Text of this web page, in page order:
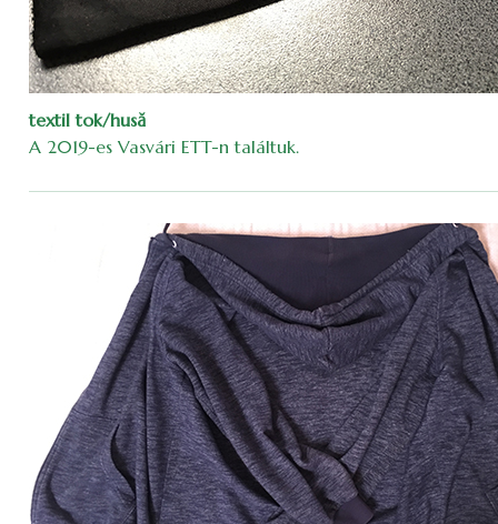
textil tok/husă
A 2019-es Vasvári ETT-n találtuk.